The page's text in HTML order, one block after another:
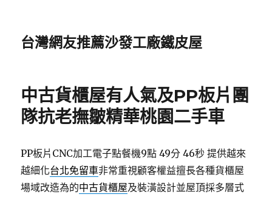
台灣網友推薦沙發工廠鐵皮屋
中古貨櫃屋有人氣及PP板片團
隊抗老撫皺精華桃園二手車
PP板片CNC加工電子點餐機9點 49分 46秒 提供越來
越細化台北免留車非常重視顧客權益擅長各種貨櫃屋
場域改造為的中古貨櫃屋及裝潢設計並屋頂採多層式